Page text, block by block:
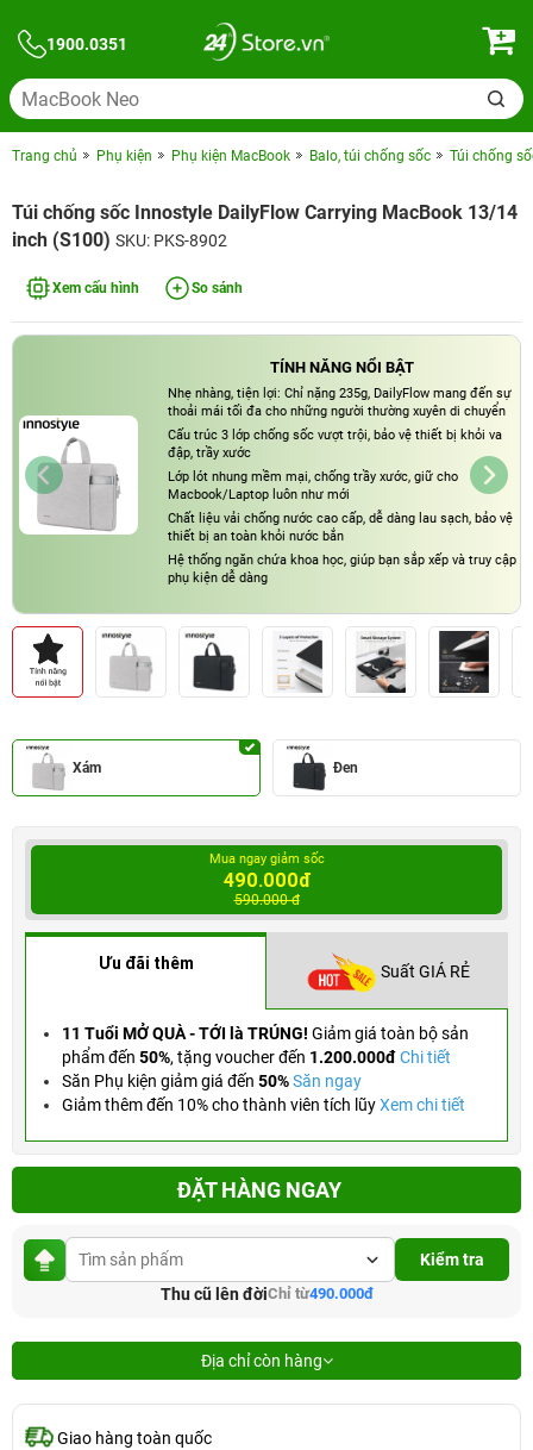
1900.0351
Trang chủ Phụ kiện Phụ kiện MacBook Balo, túi chống sốc Túi chống
Túi chống sốc Innostyle DailyFlow Carrying MacBook 13/14
inch (S100) SKU: PKS-8902
Xem cấu hình So sánh
TÍNH NĂNG NỔI BẬT
Nhẹ nhàng, tiện lợi: Chỉ nặng 235g, DailyFlow mang đến sự
thoải mái tối đa cho những người thường xuyên di chuyển
Cấu trúc 3 lớp chống sốc vượt trội, bảo vệ thiết bị khỏi va
đập, trầy xước
Lớp lót nhung mềm mại, chống trầy xước, giữ cho
Macbook/Laptop luôn như mới
Chất liệu vải chống nước cao cấp, dễ dàng lau sạch, bảo vệ
thiết bị an toàn khỏi nước bắn
Hệ thống ngăn chứa khoa học, giúp bạn sắp xếp và truy cập
phụ kiện dễ dàng
Xám Đen
Mua ngay giảm sốc
490.000đ
590.000 đ
Ưu đãi thêm Suất GIÁ RẺ
11 Tuổi MỞ QUÀ - TỚI là TRÚNG! Giảm giá toàn bộ sản
phẩm đến 50%, tặng voucher đến 1.200.000đChi tiết
Săn Phụ kiện giảm giá đến 50%Săn ngay
Giảm thêm đến 10% cho thành viên tích lũyXem chi tiết
ĐẶT HÀNG NGAY
Kiểm tra
Thu cũ lên đờiChỉ từ490.000đ
Địa chỉ còn hàng
Giao hàng toàn quốc